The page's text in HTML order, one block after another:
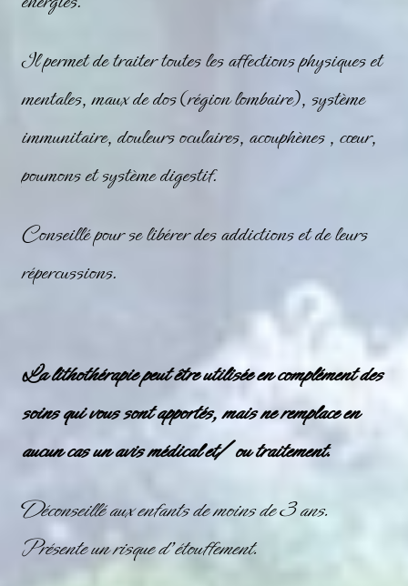
Il permet de traiter toutes les affections physiques et
mentales, maux de dos (région lombaire), système
immunitaire, douleurs oculaires, acouphènes , cœur,
poumons et système digestif.
Conseillé pour se libérer des addictions et de leurs
répercussions.
La lithothérapie peut être utilisée en complément des
soins qui vous sont apportés, mais ne remplace en
aucun cas un avis médical et/ ou traitement.
Déconseillé aux enfants de moins de 3 ans.
Présente un risque d’étouffement.